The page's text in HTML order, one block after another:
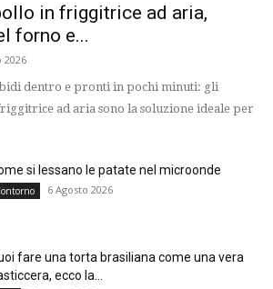
in friggitrice ad aria,
forno e...
2026
dentro e pronti in pochi minuti: gli
ad aria sono la soluzione ideale per
si lessano le patate nel microonde
6 Agosto 2026
fare una torta brasiliana come una vera
ecco la...